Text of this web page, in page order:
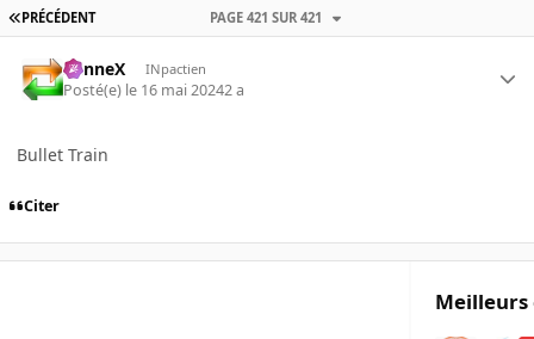
PRÉCÉDENT PAGE 421 SUR 421
SunneX INpactien
Posté(e) le 16 mai 20242 a
Bullet Train
Citer
Meilleurs